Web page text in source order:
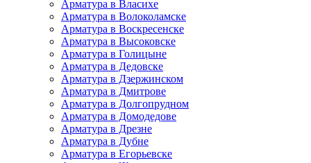
Арматура в Власихе
Арматура в Волоколамске
Арматура в Воскресенске
Арматура в Высоковске
Арматура в Голицыне
Арматура в Дедовске
Арматура в Дзержинском
Арматура в Дмитрове
Арматура в Долгопрудном
Арматура в Домодедове
Арматура в Дрезне
Арматура в Дубне
Арматура в Егорьевске